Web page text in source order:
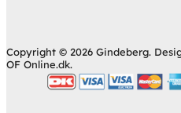
Copyright © 2026 Gindeberg.
OF Online.dk.